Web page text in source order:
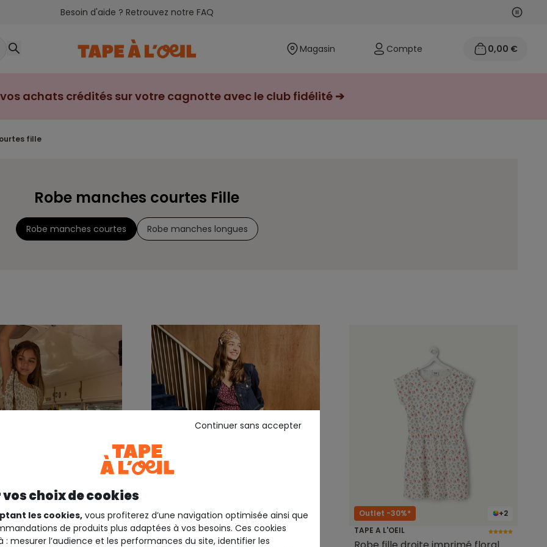
Besoin d'aide ? Retrouvez notre FAQ
Magasin Compte 0,00 €
achats crédités sur votre cagnotte avec le club fidélité ➔
fille
Robe manches courtes Fille
Robe manches courtes Robe manches longues
+1
TWEENS TAPE A L'OEIL
+2
Outlet -30%*
TAPE A L'OEIL
vos choix de cookies
les cookies, vous profiterez d’une navigation optimisée ainsi que
de produits plus adaptées à vos besoins. Ces cookies
: mesurer l’audience et les performances du site, identifier les
Continuer sans accepter